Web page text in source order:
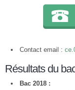
Contact email :
Résultats du
Bac 2018 :